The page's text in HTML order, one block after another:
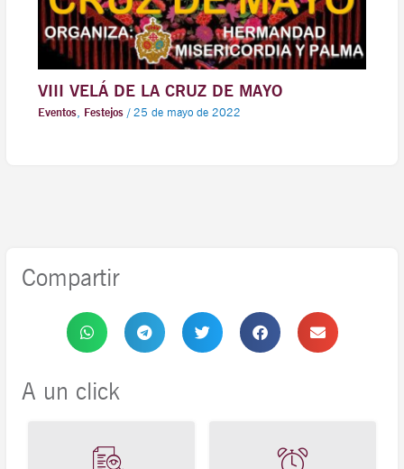
VIII VELÁ DE LA CRUZ DE MAYO
Eventos, Festejos/ 25 de mayo de 2022
Compartir
A un click